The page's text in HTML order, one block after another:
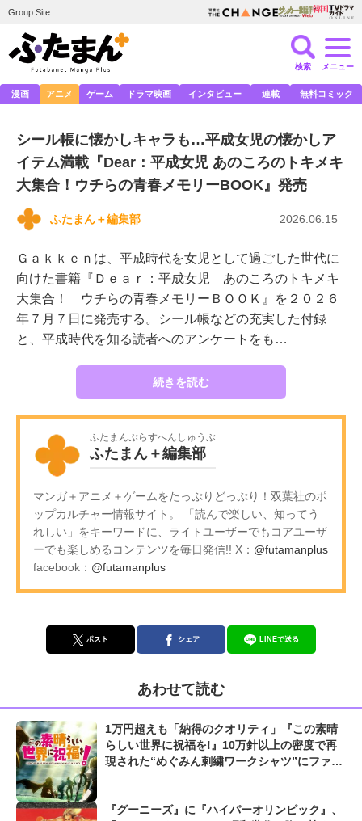
Group Site
検索 メニュー
漫画 アニメ ゲーム ドラマ映画 インタビュー 連載 無料コミック
シール帳に懐かしキャラも…平成女児の懐かしア
イテム満載『Dear：平成女児 あのころのトキメキ
大集合！ウチらの青春メモリーBOOK』発売
ふたまん＋編集部 2026.06.15
Ｇａｋｋｅｎは、平成時代を女児として過ごした世代に
向けた書籍『Ｄｅａｒ：平成女児 あのころのトキメキ
大集合！ ウチらの青春メモリーＢＯＯＫ』を２０２６
年７月７日に発売する。シール帳などの充実した付録
と、平成時代を知る読者へのアンケートをも…
続きを読む
ふたまんぷらすへんしゅうぶ
ふたまん＋編集部
マンガ＋アニメ＋ゲームをたっぷりどっぷり！双葉社のポ
ップカルチャー情報サイト。 「読んで楽しい、知ってう
れしい」をキーワードに、ライトユーザーでもコアユーザ
ーでも楽しめるコンテンツを毎日発信!! X： @futamanplus
facebook： @futamanplus
ポスト シェア LINEで送る
あわせて読む
1万円超えも「納得のクオリティ」『この素晴
らしい世界に祝福を!』10万針以上の密度で再
現された“めぐみん刺繍ワークシャツ”にファン
『グーニーズ』に『ハイパーオリンピック』、